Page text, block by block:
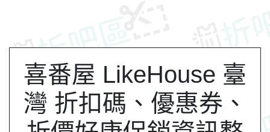
喜番屋 LikeHouse 臺
灣 折扣碼、優惠券、